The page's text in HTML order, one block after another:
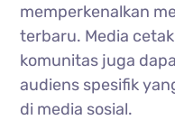
memperkenalkan
terbaru. Media
komunitas juga
audiens spesifik
di media sosial.